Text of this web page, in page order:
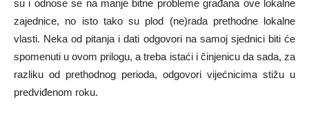
su i odnose se na manje bitne probleme građana ove lokalne
zajednice, no isto tako su plod (ne)rada prethodne lokalne
vlasti. Neka od pitanja i dati odgovori na samoj sjednici biti će
spomenuti u ovom prilogu, a treba istaći i činjenicu da sada, za
razliku od prethodnog perioda, odgovori vijećnicima stižu u
predviđenom roku.